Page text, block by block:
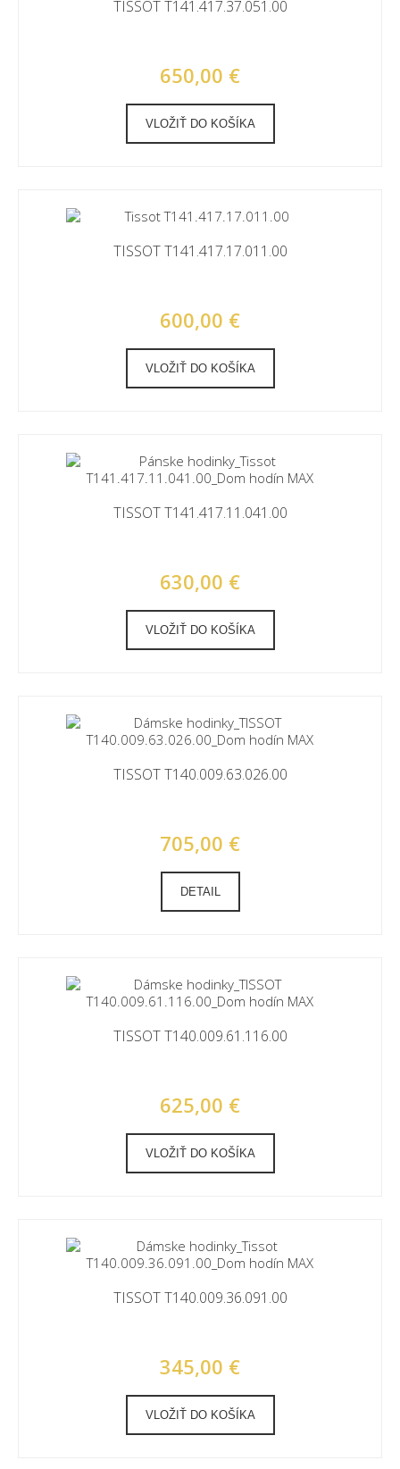
TISSOT T141.417.37.051.00
650,00 €
VLOŽIŤ DO KOŠÍKA
TISSOT T141.417.17.011.00
600,00 €
VLOŽIŤ DO KOŠÍKA
TISSOT T141.417.11.041.00
630,00 €
VLOŽIŤ DO KOŠÍKA
TISSOT T140.009.63.026.00
705,00 €
DETAIL
TISSOT T140.009.61.116.00
625,00 €
VLOŽIŤ DO KOŠÍKA
TISSOT T140.009.36.091.00
345,00 €
VLOŽIŤ DO KOŠÍKA